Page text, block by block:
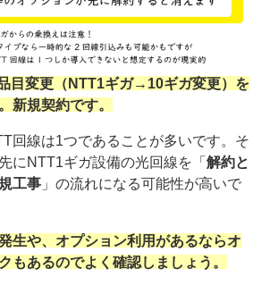
目変更（NTT1ギガ→10ギガ変更）を
新規契約です。
回線は1つであることが多いです。そ
にNTT1ギガ設備の光回線を「 解約と
工事 」の流れになる可能性が高いで
生や、オプション利用があるならオ
もあるのでよく確認しましょう。